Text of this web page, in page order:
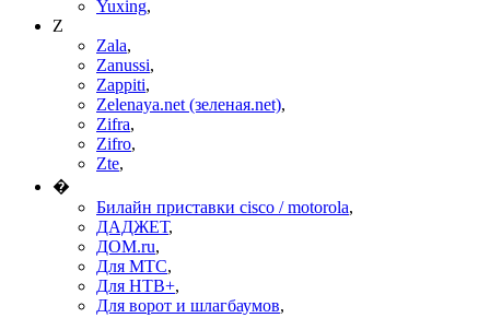
Yuxing,
Z
Zala,
Zanussi,
Zappiti,
Zelenaya.net (зеленая.net),
Zifra,
Zifro,
Zte,
�
Билайн приставки cisco / motorola,
ДАДЖЕТ,
ДОМ.ru,
Для МТС,
Для НТВ+,
Для ворот и шлагбаумов,